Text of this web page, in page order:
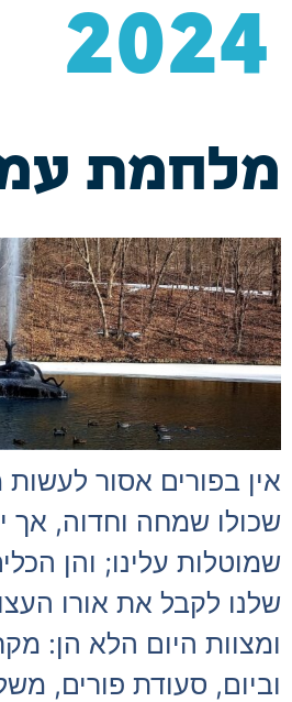
2024
מלחמת
אין בפורים אסור
שכולו שמחה וחדוה, אך
שמוטלות עלינו; והן
שלנו לקבל את אורו
ומצוות היום הלא הן:
וביום, סעודת פורים,